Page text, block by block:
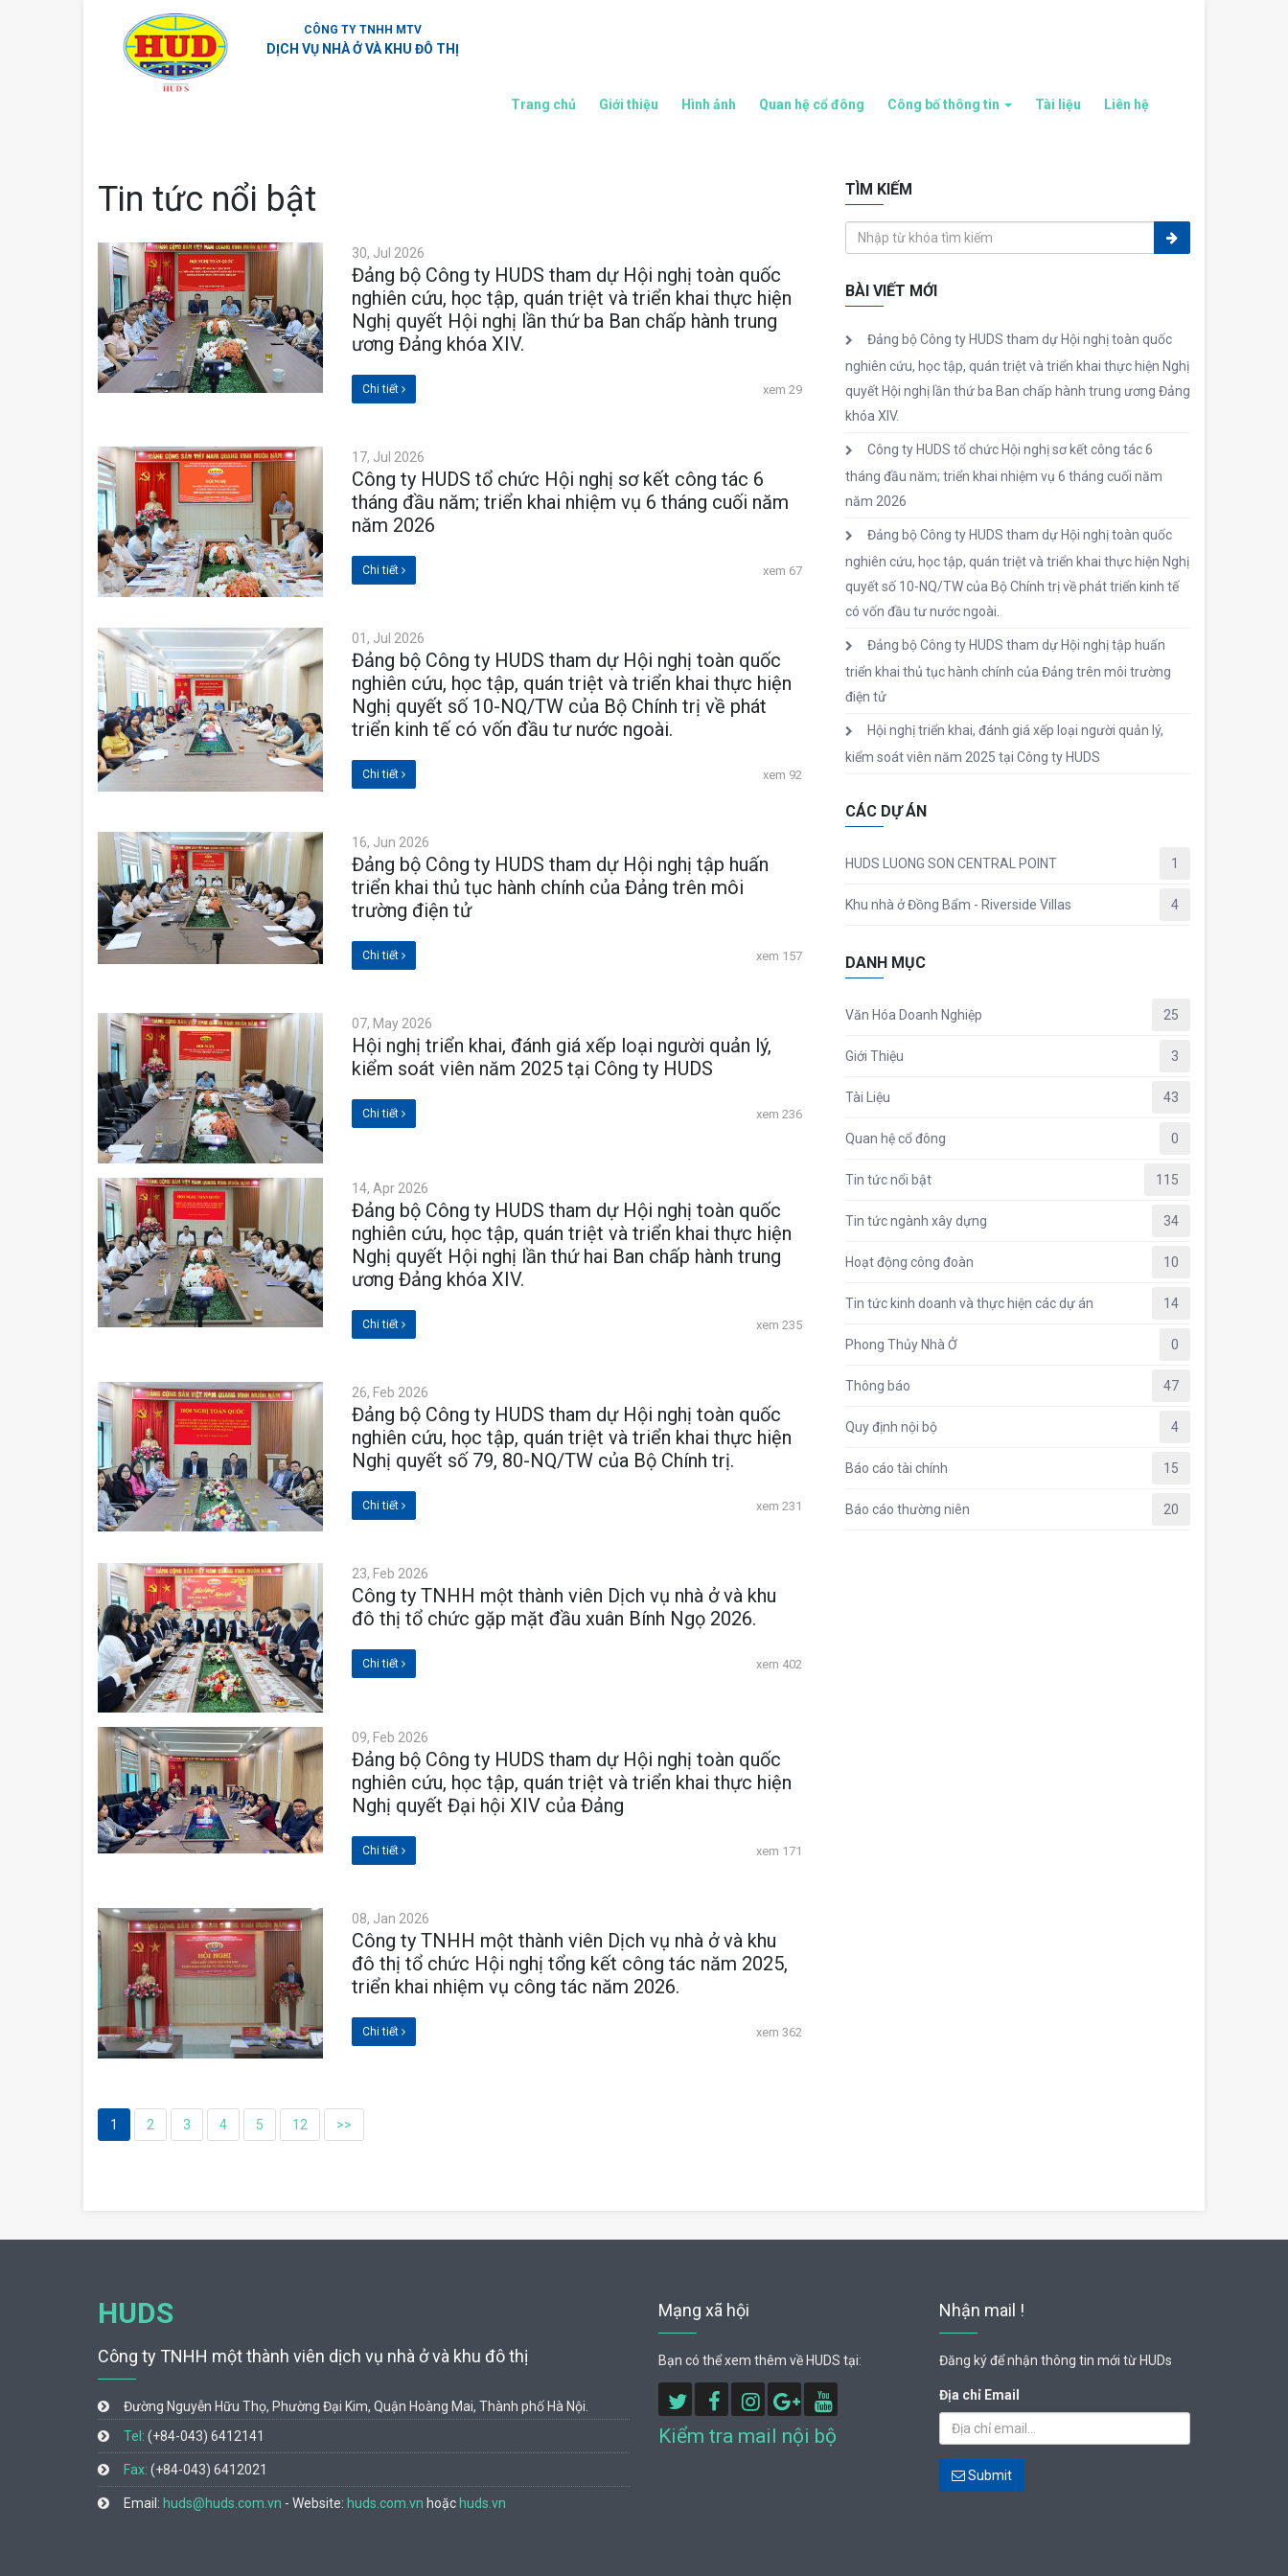
CÔNG TY TNHH MTV
DỊCH VỤ NHÀ Ở VÀ KHU ĐÔ THỊ
Trang chủ Giới thiệu Hình ảnh Quan hệ cổ đông Công bố thông tin Tài liệu Liên hệ
Tin tức nổi bật
30, Jul 2026
Đảng bộ Công ty HUDS tham dự Hội nghị toàn quốc
nghiên cứu, học tập, quán triệt và triển khai thực hiện
Nghị quyết Hội nghị lần thứ ba Ban chấp hành trung
ương Đảng khóa XIV.
Chi tiết xem 29
17, Jul 2026
Công ty HUDS tổ chức Hội nghị sơ kết công tác 6
tháng đầu năm; triển khai nhiệm vụ 6 tháng cuối năm
năm 2026
Chi tiết xem 67
01, Jul 2026
Đảng bộ Công ty HUDS tham dự Hội nghị toàn quốc
nghiên cứu, học tập, quán triệt và triển khai thực hiện
Nghị quyết số 10-NQ/TW của Bộ Chính trị về phát
triển kinh tế có vốn đầu tư nước ngoài.
Chi tiết xem 92
16, Jun 2026
Đảng bộ Công ty HUDS tham dự Hội nghị tập huấn
triển khai thủ tục hành chính của Đảng trên môi
trường điện tử
Chi tiết xem 157
07, May 2026
Hội nghị triển khai, đánh giá xếp loại người quản lý,
kiểm soát viên năm 2025 tại Công ty HUDS
Chi tiết xem 236
14, Apr 2026
Đảng bộ Công ty HUDS tham dự Hội nghị toàn quốc
nghiên cứu, học tập, quán triệt và triển khai thực hiện
Nghị quyết Hội nghị lần thứ hai Ban chấp hành trung
ương Đảng khóa XIV.
Chi tiết xem 235
26, Feb 2026
Đảng bộ Công ty HUDS tham dự Hội nghị toàn quốc
nghiên cứu, học tập, quán triệt và triển khai thực hiện
Nghị quyết số 79, 80-NQ/TW của Bộ Chính trị.
Chi tiết xem 231
23, Feb 2026
Công ty TNHH một thành viên Dịch vụ nhà ở và khu
đô thị tổ chức gặp mặt đầu xuân Bính Ngọ 2026.
Chi tiết xem 402
09, Feb 2026
Đảng bộ Công ty HUDS tham dự Hội nghị toàn quốc
nghiên cứu, học tập, quán triệt và triển khai thực hiện
Nghị quyết Đại hội XIV của Đảng
Chi tiết xem 171
08, Jan 2026
Công ty TNHH một thành viên Dịch vụ nhà ở và khu
đô thị tổ chức Hội nghị tổng kết công tác năm 2025,
triển khai nhiệm vụ công tác năm 2026.
Chi tiết xem 362
1 2 3 4 5 12 >>
TÌM KIẾM
BÀI VIẾT MỚI
Đảng bộ Công ty HUDS tham dự Hội nghị toàn quốc
nghiên cứu, học tập, quán triệt và triển khai thực hiện Nghị
quyết Hội nghị lần thứ ba Ban chấp hành trung ương Đảng
khóa XIV.
Công ty HUDS tổ chức Hội nghị sơ kết công tác 6
tháng đầu năm; triển khai nhiệm vụ 6 tháng cuối năm
năm 2026
Đảng bộ Công ty HUDS tham dự Hội nghị toàn quốc
nghiên cứu, học tập, quán triệt và triển khai thực hiện Nghị
quyết số 10-NQ/TW của Bộ Chính trị về phát triển kinh tế
có vốn đầu tư nước ngoài.
Đảng bộ Công ty HUDS tham dự Hội nghị tập huấn
triển khai thủ tục hành chính của Đảng trên môi trường
điện tử
Hội nghị triển khai, đánh giá xếp loại người quản lý,
kiểm soát viên năm 2025 tại Công ty HUDS
CÁC DỰ ÁN
HUDS LUONG SON CENTRAL POINT 1
Khu nhà ở Đồng Bẩm - Riverside Villas 4
DANH MỤC
Văn Hóa Doanh Nghiệp 25
Giới Thiệu 3
Tài Liệu 43
Quan hệ cổ đông 0
Tin tức nổi bật 115
Tin tức ngành xây dựng 34
Hoạt động công đoàn 10
Tin tức kinh doanh và thực hiện các dự án 14
Phong Thủy Nhà Ở 0
Thông báo 47
Quy định nội bộ 4
Báo cáo tài chính 15
Báo cáo thường niên 20
HUDS
Công ty TNHH một thành viên dịch vụ nhà ở và khu đô thị
Đường Nguyễn Hữu Thọ, Phường Đại Kim, Quận Hoàng Mai, Thành phố Hà Nội.
Tel: (+84-043) 6412141
Fax: (+84-043) 6412021
Email: huds@huds.com.vn - Website: huds.com.vn hoặc huds.vn
Mạng xã hội
Bạn có thể xem thêm về HUDS tại:
Kiểm tra mail nội bộ
Nhận mail !
Đăng ký để nhận thông tin mới từ HUDs
Địa chỉ Email
Submit